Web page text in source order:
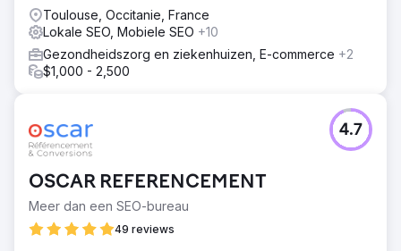
Toulouse, Occitanie, France
Lokale SEO, Mobiele SEO +10
Gezondheidszorg en ziekenhuizen, E-commerce +2
$1,000 - 2,500
OSCAR REFERENCEMENT
Meer dan een SEO-bureau
49 reviews
4.7